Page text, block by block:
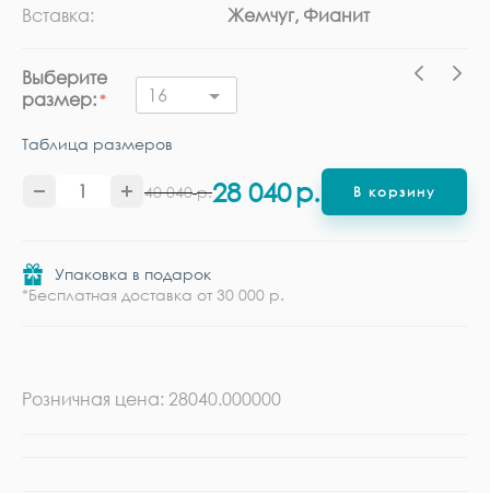
Вставка:
Жемчуг, Фианит
Выберите
размер:
16
Таблица размеров
40 040 р.28 040р. В корзину
Упаковка в подарок
*Бесплатная доставка от 30 000 р.
Розничная цена: 28040.000000